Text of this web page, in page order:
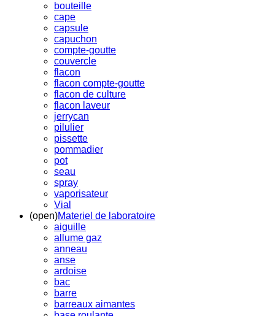
bouteille
cape
capsule
capuchon
compte-goutte
couvercle
flacon
flacon compte-goutte
flacon de culture
flacon laveur
jerrycan
pilulier
pissette
pommadier
pot
seau
spray
vaporisateur
Vial
(open)Materiel de laboratoire
aiguille
allume gaz
anneau
anse
ardoise
bac
barre
barreaux aimantes